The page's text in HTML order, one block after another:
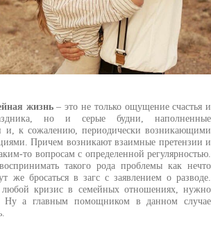
жизнь– это не только ощущение счастья и
но и серые будни, наполненные
и, к сожалению, периодически возникающими
Причем возникают взаимные претензии и
то вопросам с определенной регулярностью.
такого рода проблемы как нечто
же бросаться в загс с заявлением о разводе.
кризис в семейных отношениях, нужно
Ну а главным помощником в данном случае